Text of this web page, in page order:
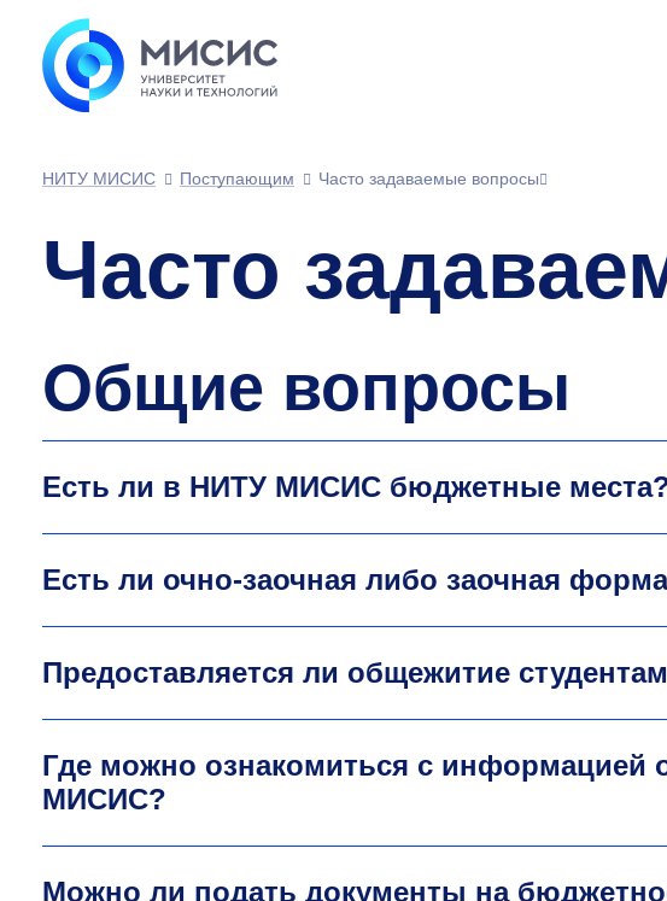
НИТУ МИСИС
Поступающим Часто задаваемые вопросы
Часто
Общие вопросы
Есть ли в НИТУ МИСИС бюджетные
Есть ли очно-заочная либо заочная
Предоставляется ли общежитие
Где можно ознакомиться с информацией
МИСИС?
Можно ли подать документы на